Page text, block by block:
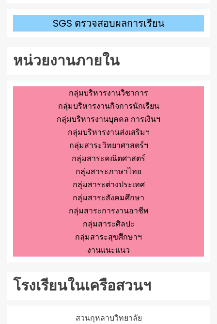
SGS ตรวจสอบผลการเรียน
หน่วยงานภายใน
กลุ่มบริหารงานวิชาการ
กลุ่มบริหารงานกิจการนักเรียน
กลุ่มบริหารงานบุคคล การเงินฯ
กลุ่มบริหารงานส่งเสริมฯ
กลุ่มสาระวิทยาศาสตร์ฯ
กลุ่มสาระคณิตศาสตร์
กลุ่มสาระภาษาไทย
กลุ่มสาระต่างประเทศ
กลุ่มสาระสังคมศึกษา
กลุ่มสาระการงานอาชีพ
กลุ่มสาระศิลปะ
กลุ่มสาระสุขศึกษาฯ
งานแนะแนว
โรงเรียนในเครือสวนฯ
สวนกุหลาบวิทยาลัย